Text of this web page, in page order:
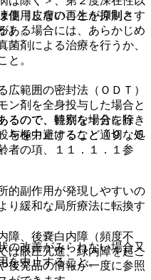
傷［皮膚の再生が抑制さ
］。
範囲の密封法（ＯＤＴ）
ン剤を全身投与した場合と
るので、特別な場合を除き
を極力避けること〔９．５
者の項、１１．１．１参
的副作用が発現しやすいの
り緩和な局所療法に転換す
改善がみられない場合又
を中止すること。
使用しないことを原則とす
ある場合には、あらかじめ
菌剤による治療を行うか、
と。
るので、観察を十分に行
与を中止するなど適切な処
、後嚢白内障（頻度不
は眼圧亢進、緑内障を起こ
後発品の情報が一度に参照